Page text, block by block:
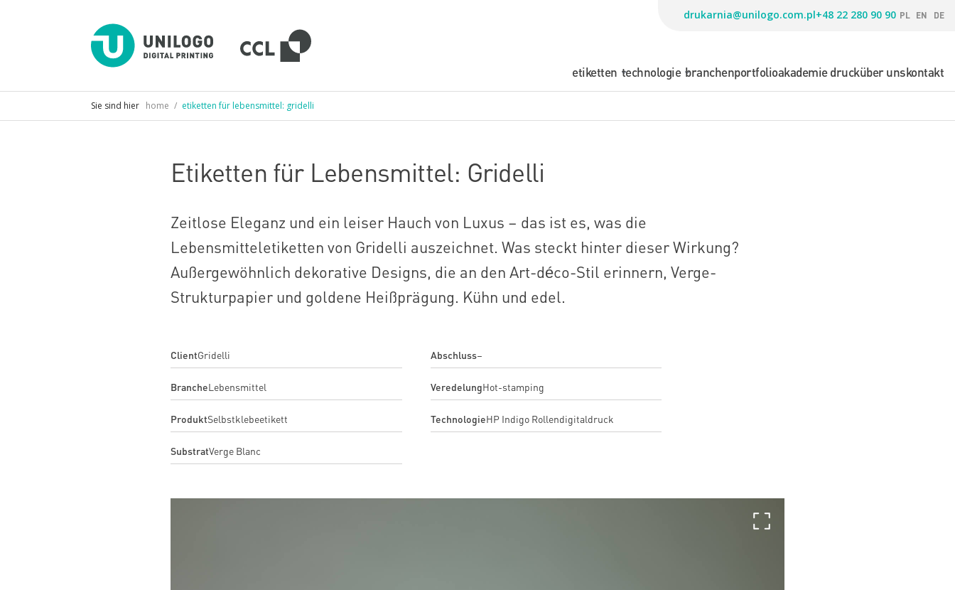
Digital
Printing
drukarnia@unilogo.com.pl+48 22 280 90 90 PL EN DE
etiketten technologie branchenportfolioakademie drucküber unskontakt
Sie sind hier home / etiketten für lebensmittel: gridelli
Etiketten für Lebensmittel: Gridelli
Zeitlose Eleganz und ein leiser Hauch von Luxus – das ist es, was die
Lebensmitteletiketten von Gridelli auszeichnet. Was steckt hinter dieser Wirkung?
Außergewöhnlich dekorative Designs, die an den Art-déco-Stil erinnern, Verge-
Strukturpapier und goldene Heißprägung. Kühn und edel.
ClientGridelli
BrancheLebensmittel
ProduktSelbstklebeetikett
SubstratVerge Blanc
Abschluss–
VeredelungHot-stamping
TechnologieHP Indigo Rollendigitaldruck